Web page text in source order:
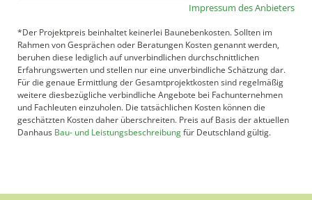
Impressum des Anbieters
*Der Projektpreis beinhaltet keinerlei Baunebenkosten. Sollten im
Rahmen von Gesprächen oder Beratungen Kosten genannt werden,
beruhen diese lediglich auf unverbindlichen durchschnittlichen
Erfahrungswerten und stellen nur eine unverbindliche Schätzung dar.
Für die genaue Ermittlung der Gesamtprojektkosten sind regelmäßig
weitere diesbezügliche verbindliche Angebote bei Fachunternehmen
und Fachleuten einzuholen. Die tatsächlichen Kosten können die
geschätzten Kosten daher überschreiten. Preis auf Basis der aktuellen
Danhaus Bau- und Leistungsbeschreibungfür Deutschland gültig.